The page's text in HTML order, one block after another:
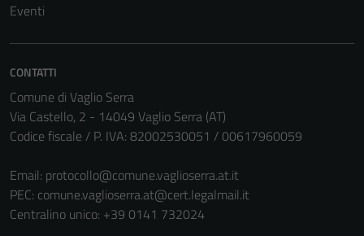
Eventi
CONTATTI
Comune di Vaglio Serra
Via Castello, 2 - 14049 Vaglio Serra (AT)
Codice fiscale / P. IVA: 82002530051 / 00617960059
Email: protocollo@comune.vaglioserra.at.it
PEC: comune.vaglioserra.at@cert.legalmail.it
Centralino unico: +39 0141 732024